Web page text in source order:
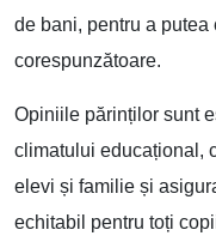
de bani, pentru a
corespunzătoare.
Opiniile părinților sunt
climatului educațional,
elevi și familie și
echitabil pentru toți